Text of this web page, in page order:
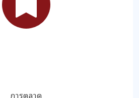
การตลาด